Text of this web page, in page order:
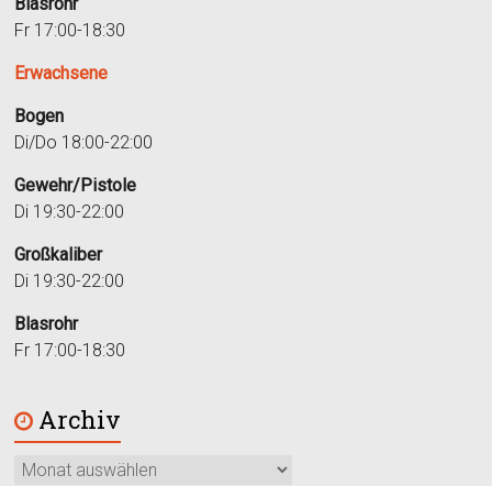
Fr 17:00-18:30
Erwachsene
Bogen
Di/Do 18:00-22:00
Gewehr/Pistole
Di 19:30-22:00
Großkaliber
Di 19:30-22:00
Blasrohr
Fr 17:00-18:30
Archiv